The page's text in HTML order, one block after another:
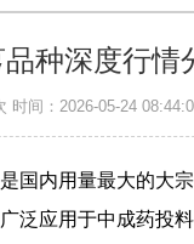
品种深度行情
时间：2026-05-24
国内用量最大的大
泛应用于中成药投